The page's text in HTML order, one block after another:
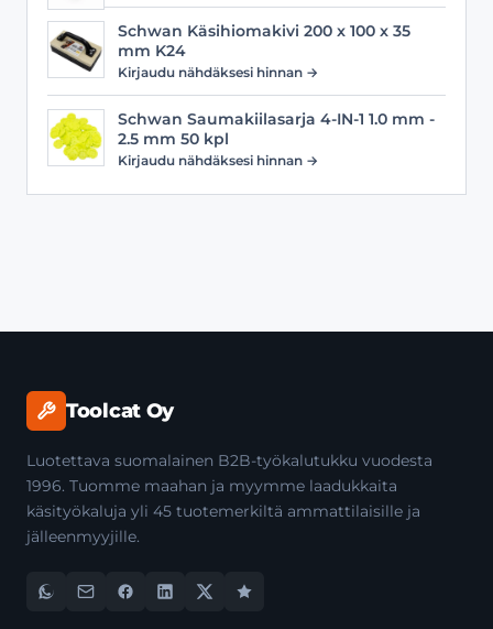
Schwan Käsihiomakivi 200 x 100 x 35
mm K24
Kirjaudu nähdäksesi hinnan →
Schwan Saumakiilasarja 4-IN-1 1.0 mm -
2.5 mm 50 kpl
Kirjaudu nähdäksesi hinnan →
Toolcat Oy
Luotettava suomalainen B2B-työkalutukku vuodesta
1996. Tuomme maahan ja myymme laadukkaita
käsityökaluja yli 45 tuotemerkiltä ammattilaisille ja
jälleenmyyjille.